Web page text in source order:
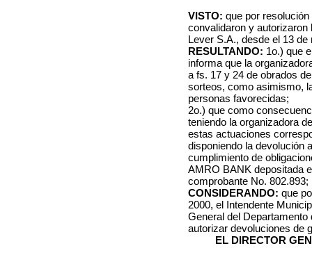
VISTO: que por
convalidaron y
Lever S.A., desde el 13
RESULTANDO: 1o.) que
informa que la
a fs. 17 y 24 de obrados
sorteos, como asimismo,
personas favorecidas;
2o.) que como
teniendo la organizadora
estas actuaciones
disponiendo la devolución
cumplimiento de
AMRO BANK depositada
comprobante No. 802.893;
CONSIDERANDO: que
2000, el Intendente
General del
autorizar devoluciones de
EL DIRECTOR